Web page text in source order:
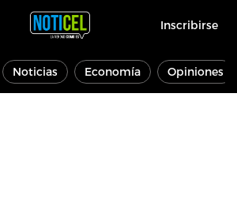
Inscribirse
Noticias Economía Opiniones